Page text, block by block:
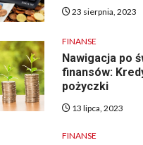
23 sierpnia, 2023
FINANSE
Nawigacja po
finansów:
pożyczki
13 lipca, 2023
FINANSE